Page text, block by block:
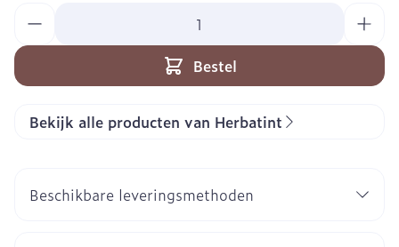
Bestel
Bekijk alle producten van Herbatint
Beschikbare leveringsmethoden